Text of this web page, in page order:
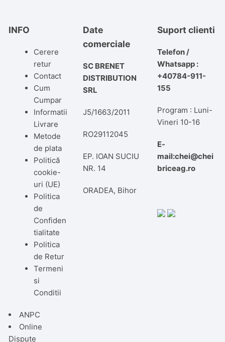
INFO
Cerere
retur
Contact
Cum
Cumpar
Informatii
Livrare
Metode
de plata
Politică
cookie-
uri (UE)
Politica
de
Confiden
tialitate
Politica
de Retur
Termeni
si
Conditii
ANPC
Online
Dispute
Date
comerciale
SC BRENET
DISTRIBUTION
SRL
J5/1663/2011
RO29112045
EP. IOAN SUCIU
NR. 14
ORADEA, Bihor
Suport clienti
Telefon /
Whatsapp :
+40784-911-
155
Program : Luni-
Vineri 10-16
E-
mail:chei@chei
briceag.ro